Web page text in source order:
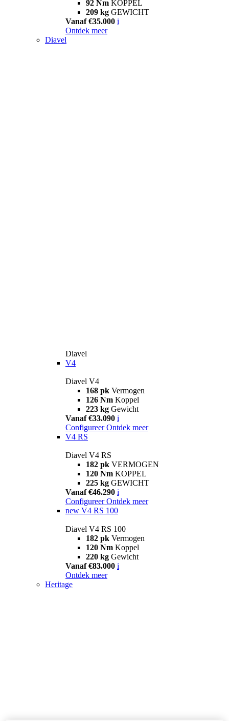
92 Nm KOPPEL
209 kg GEWICHT
Vanaf €35.000 i
Ontdek meer
Diavel
Diavel
V4
Diavel V4
168 pk Vermogen
126 Nm Koppel
223 kg Gewicht
Vanaf €33.090 i
Configureer Ontdek meer
V4 RS
Diavel V4 RS
182 pk VERMOGEN
120 Nm KOPPEL
225 kg GEWICHT
Vanaf €46.290 i
Configureer Ontdek meer
new V4 RS 100
Diavel V4 RS 100
182 pk Vermogen
120 Nm Koppel
220 kg Gewicht
Vanaf €83.000 i
Ontdek meer
Heritage